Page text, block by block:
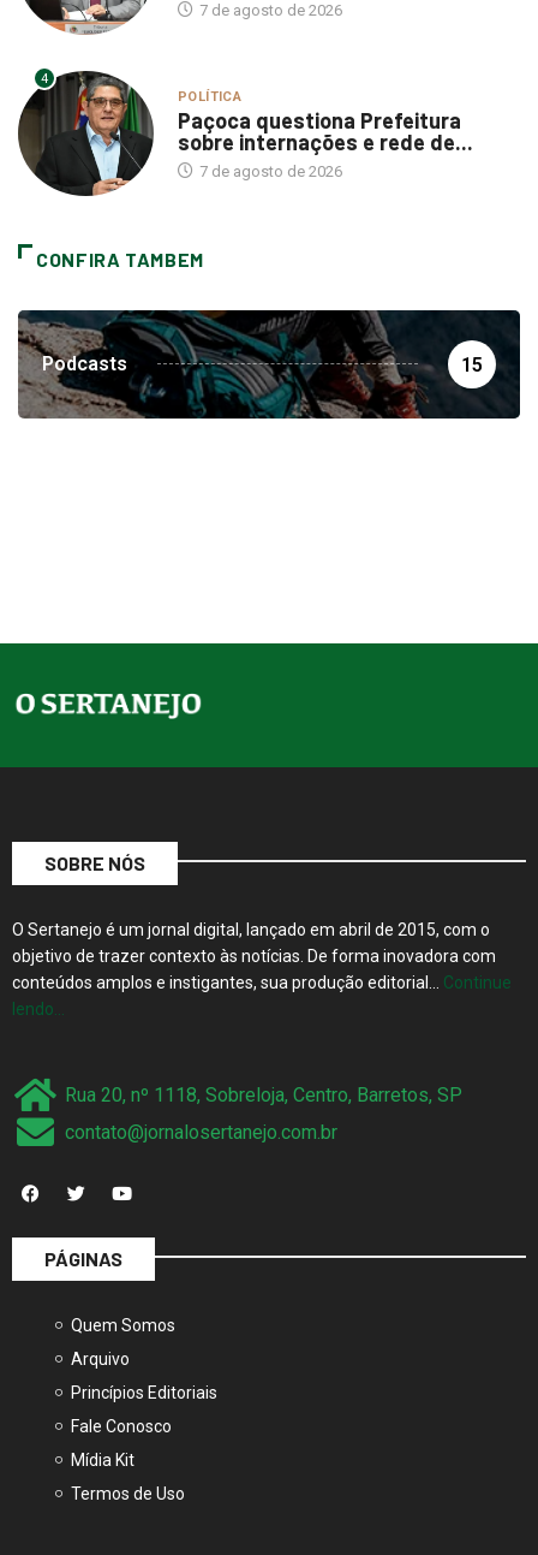
7 de agosto de 2026
4
POLÍTICA
Paçoca questiona Prefeitura
sobre internações e rede de...
7 de agosto de 2026
CONFIRA TAMBEM
Podcasts 15
SOBRE NÓS
O Sertanejo é um jornal digital, lançado em abril de 2015, com o
objetivo de trazer contexto às notícias. De forma inovadora com
conteúdos amplos e instigantes, sua produção editorial… Continue
lendo…
Rua 20, nº 1118, Sobreloja, Centro, Barretos, SP
contato@jornalosertanejo.com.br
PÁGINAS
Quem Somos
Arquivo
Princípios Editoriais
Fale Conosco
Mídia Kit
Termos de Uso